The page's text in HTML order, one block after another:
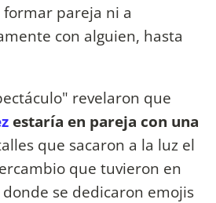
pareja ni a
con alguien, hasta
revelaron que
estaría en pareja con una
que sacaron a la luz el
que tuvieron en
se dedicaron emojis